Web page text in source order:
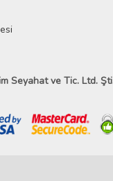
Seyahat ve Tic. Ltd.